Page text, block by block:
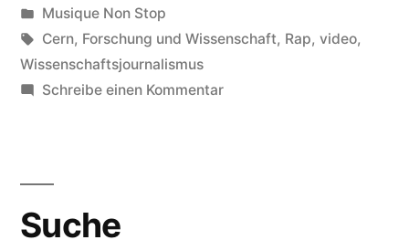
Collider
Rap“
von
Veröffentlicht
in
Musique Non Stop
Schlagwörter:
Cern, Forschung und Wissenschaft, Rap, video,
Wissenschaftsjournalismus
Schreibe einen Kommentarzu
Suche